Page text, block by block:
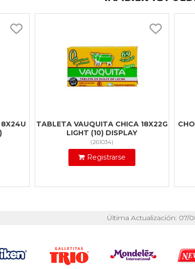
8X24U
TABLETA VAUQUITA CHICA 18X22G
LIGHT (10) DISPLAY
(261034)
Registrarse
Última Actualización: 07/